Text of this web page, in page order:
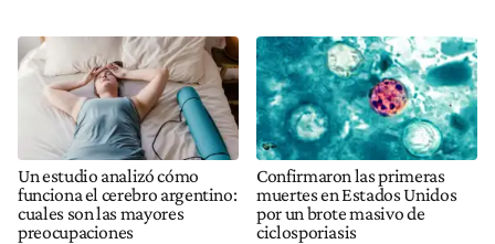
Un estudio analizó cómo
funciona el cerebro argentino:
cuales son las mayores
preocupaciones
Confirmaron las primeras
muertes en Estados Unidos
por un brote masivo de
ciclosporiasis